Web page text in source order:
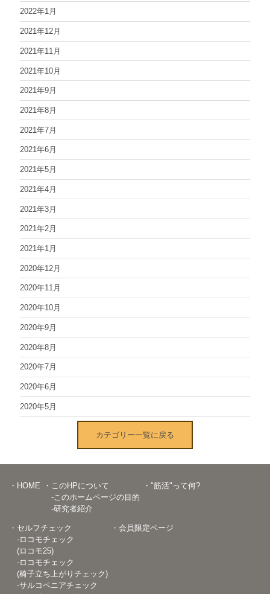
2022年1月
2021年12月
2021年11月
2021年10月
2021年9月
2021年8月
2021年7月
2021年6月
2021年5月
2021年4月
2021年3月
2021年2月
2021年1月
2020年12月
2020年11月
2020年10月
2020年9月
2020年8月
2020年7月
2020年6月
2020年5月
カテゴリー一覧に戻る
・HOME
・このHPについて
-このホームページの目的
-研究者紹介
・"筋活"って何?
・セルフチェック
-ロコモチェック
(ロコモ25)
-ロコモチェック
(椅子立ち上がりチェック)
-サルコペニアチェック
・会員限定ページ